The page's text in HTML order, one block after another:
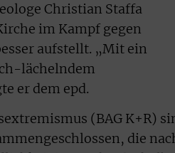
Christian Staffa
im Kampf gegen
aufstellt. „Mit ein
lächelndem
er dem epd.
(BAG K+R)
die